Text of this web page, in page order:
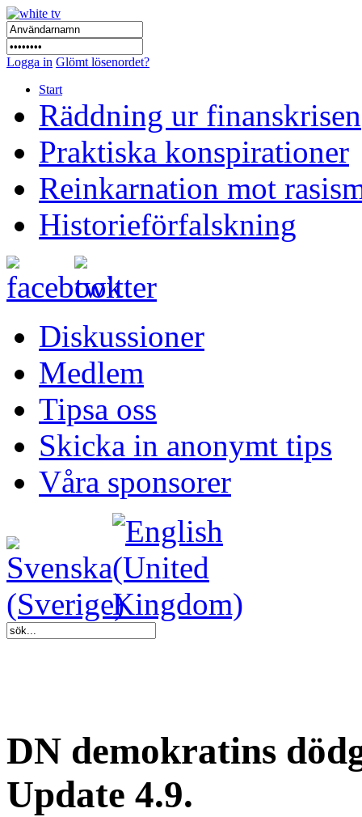
Logga in Glömt lösenordet?
Start
Räddning ur finanskrisen
Praktiska konspirationer
Reinkarnation mot
Historieförfalskning
Diskussioner
Medlem
Tipsa oss
Skicka in anonymt tips
Våra sponsorer
DN demokratins
Update 4.9.